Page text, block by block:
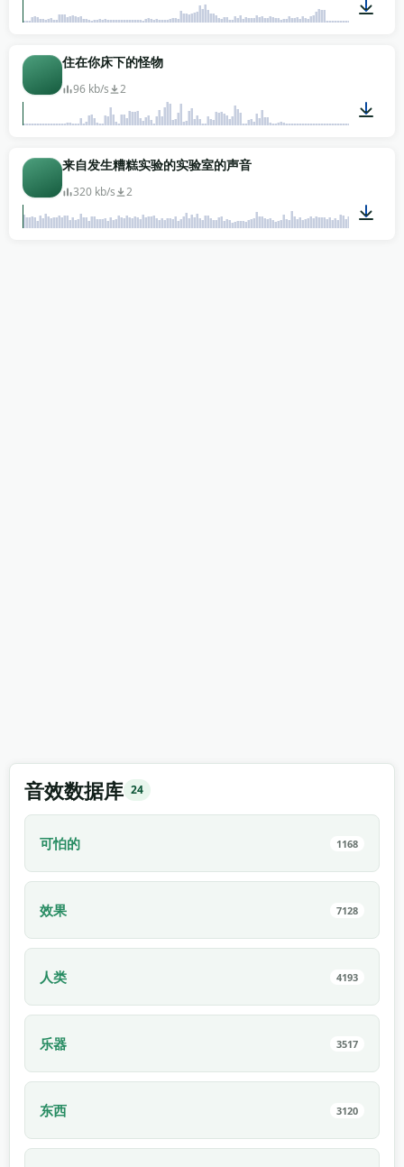
住在你床下的怪物
96 kb/s 2
来自发生糟糕实验的实验室的声音
320 kb/s 2
音效数据库 24
可怕的 1168
效果 7128
人类 4193
乐器 3517
东西 3120